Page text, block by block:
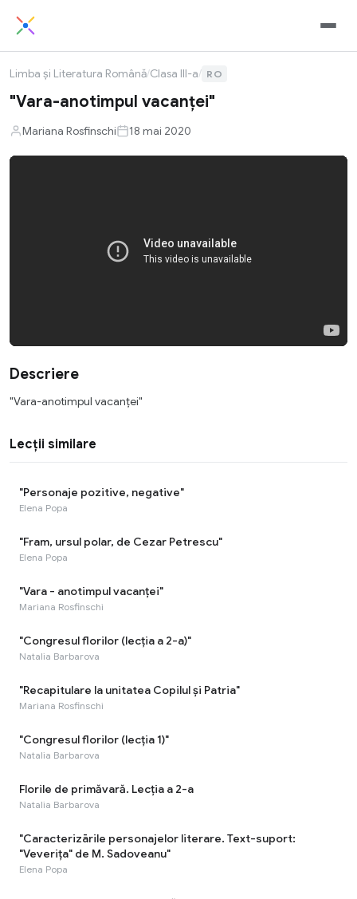
Limba și Literatura Română/Clasa III-a/ RO
"Vara-anotimpul vacanței"
Mariana Rosfinschi 18 mai 2020
Descriere
"Vara-anotimpul vacanței"
Lecții similare
"Personaje pozitive, negative"
Elena Popa
"Fram, ursul polar, de Cezar Petrescu"
Elena Popa
"Vara - anotimpul vacanței"
Mariana Rosfinschi
"Congresul florilor (lecția a 2-a)"
Natalia Barbarova
"Recapitulare la unitatea Copilul și Patria"
Mariana Rosfinschi
"Congresul florilor (lecția 1)"
Natalia Barbarova
Florile de primăvară. Lecția a 2-a
Natalia Barbarova
"Caracterizārile personajelor literare. Text-suport:
"Veverița" de M. Sadoveanu"
Elena Popa